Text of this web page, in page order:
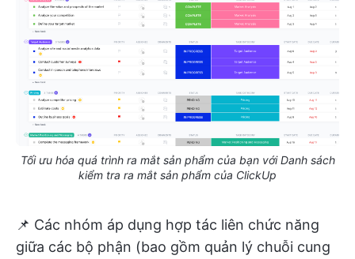
Tối ưu hóa quá trình ra mắt sản phẩm của bạn với Danh sách
kiểm tra ra mắt sản phẩm của ClickUp
📌 Các nhóm áp dụng hợp tác liên chức năng
giữa các bộ phận (bao gồm quản lý chuỗi cung